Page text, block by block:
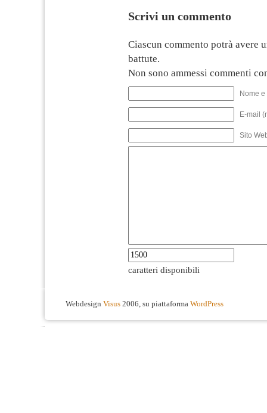
Scrivi un commento
Ciascun commento potrà avere
battute.
Non sono ammessi commenti
Nome
E-mail
Sito
caratteri disponibili
Webdesign Visus 2006, su piattaforma WordPress